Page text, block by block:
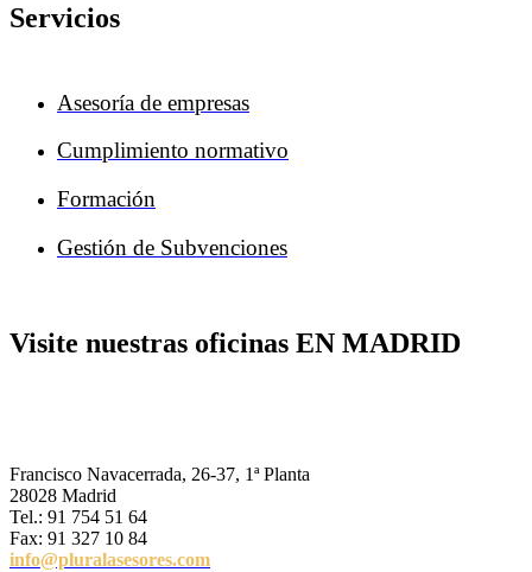
Servicios
Asesoría de empresas
Cumplimiento normativo
Formación
Gestión de Subvenciones
Visite nuestras oficinas EN MADRID
Francisco Navacerrada, 26-37, 1ª Planta
28028 Madrid
Tel.: 91 754 51 64
Fax: 91 327 10 84
info@pluralasesores.com